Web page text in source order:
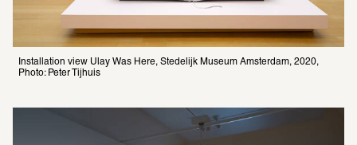
Installation view Ulay Was Here, Stedelijk Museum Amsterdam, 2020,
Photo: Peter Tijhuis